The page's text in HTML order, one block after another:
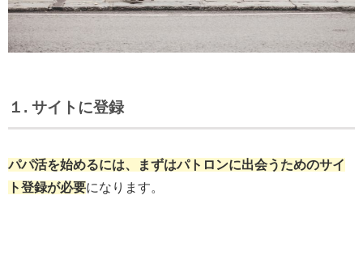
１. サイトに登録
パパ活を始めるには、まずはパトロンに出会うためのサイ
ト登録が必要になります。